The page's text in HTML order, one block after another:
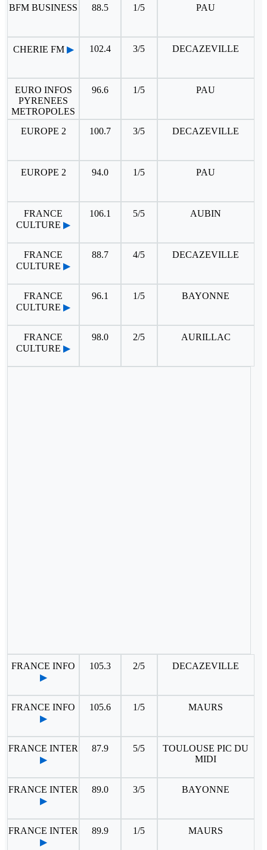
BFM BUSINESS 88.5 1/5 PAU
CHERIE FM ▶ 102.4 3/5 DECAZEVILLE
EURO INFOS
PYRENEES
METROPOLES
96.6 1/5 PAU
EUROPE 2 100.7 3/5 DECAZEVILLE
EUROPE 2 94.0 1/5 PAU
FRANCE
CULTURE ▶
106.1 5/5 AUBIN
FRANCE
CULTURE ▶
88.7 4/5 DECAZEVILLE
FRANCE
CULTURE ▶
96.1 1/5 BAYONNE
FRANCE
CULTURE ▶
98.0 2/5 AURILLAC
FRANCE INFO
▶
105.3 2/5 DECAZEVILLE
FRANCE INFO
▶
105.6 1/5 MAURS
FRANCE INTER
▶
87.9 5/5
TOULOUSE PIC DU
MIDI
FRANCE INTER
▶
89.0 3/5 BAYONNE
FRANCE INTER
▶
89.9 1/5 MAURS